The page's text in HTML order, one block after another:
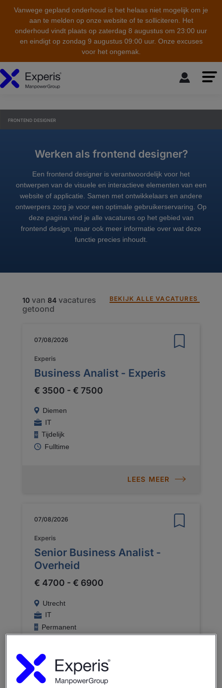
Vanwege gepland onderhoud is het helaas niet mogelijk om je
aan te melden op onze website of te solliciteren. Het
onderhoud vindt plaats op zaterdag 8 augustus om 23:00 uur
en eindigt op zondag 9 augustus 09:00 uur. Onze excuses
voor het ongemak.
skip to the main content
FRONTEND DESIGNER
Werken als frontend designer?
Een frontend designer is verantwoordelijk voor het
ontwerpen van de visuele en interactieve elementen van een
website of applicatie. Samen met ontwikkelaars en andere
ontwerpers zorg je voor een optimale gebruikerservaring. Op
deze pagina vind je alle vacatures op het gebied van
frontend design, maar ook meer informatie over wat deze
functie precies inhoudt.
10 van 84 vacatures
getoond
BEKIJK ALLE VACATURES
07/08/2026
Experis
Business Analist - Experis
€ 3500 - € 7500
Diemen
IT
Tijdelijk
Fulltime
LEES MEER
07/08/2026
Experis
Senior Business Analist -
Overheid
€ 4700 - € 6900
Utrecht
IT
Permanent